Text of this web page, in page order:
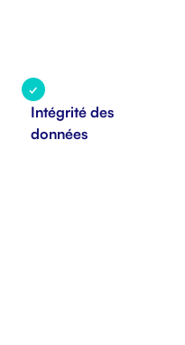
✓
Intégrité des
données